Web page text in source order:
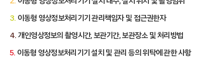
3. 이동형 영상정보처리기기 관리책임자 및 접근권한자
4. 개인영상정보의 촬영시간, 보관기간, 보관장소 및 처리방법
5. 이동형 영상정보처리기기 설치 및 관리 등의 위탁에 관한 사항